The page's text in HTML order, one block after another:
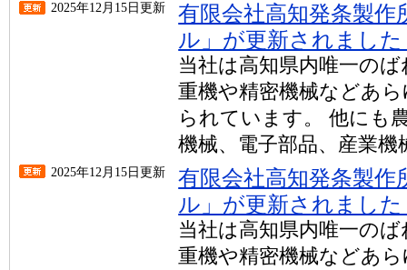
2025年12月15日更新
有限会社高知発条製
ル」が更新されました
当社は高知県内唯一の
重機や精密機械などあ
られています。 他にも
機械、電子部品、産業機
2025年12月15日更新
有限会社高知発条製
ル」が更新されました
当社は高知県内唯一の
重機や精密機械などあ